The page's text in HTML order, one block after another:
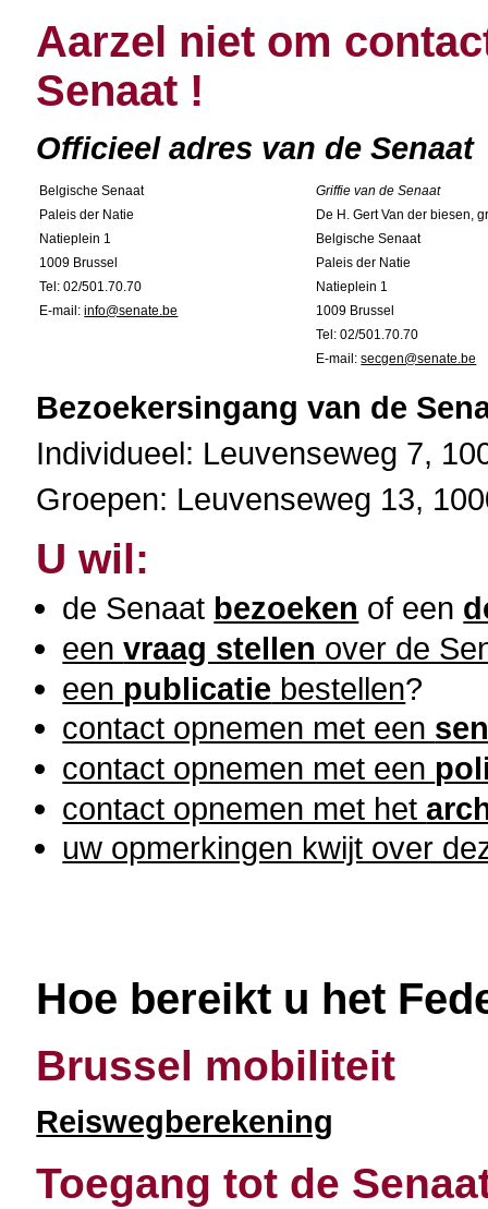
Aarzel niet om
Senaat !
Officieel adres van de Senaat
Belgische Senaat
Paleis der Natie
Natieplein 1
1009 Brussel
Tel: 02/501.70.70
E-mail:info@senate.be
Griffie van de Senaat
De H. Gert Van der biesen,
Belgische Senaat
Paleis der Natie
Natieplein 1
1009 Brussel
Tel: 02/501.70.70
E-mail:secgen@senate.be
Bezoekersingang van de
Individueel: Leuvenseweg 7,
Groepen: Leuvenseweg 13,
U wil:
de Senaat bezoeken of een
eenvraag stellen over de
een publicatie bestellen?
contact opnemen met een
contact opnemen met een
contact opnemen met het
uw opmerkingen kwijt over
Hoe bereikt u het
Brussel mobiliteit
Reiswegberekening
Toegang tot de